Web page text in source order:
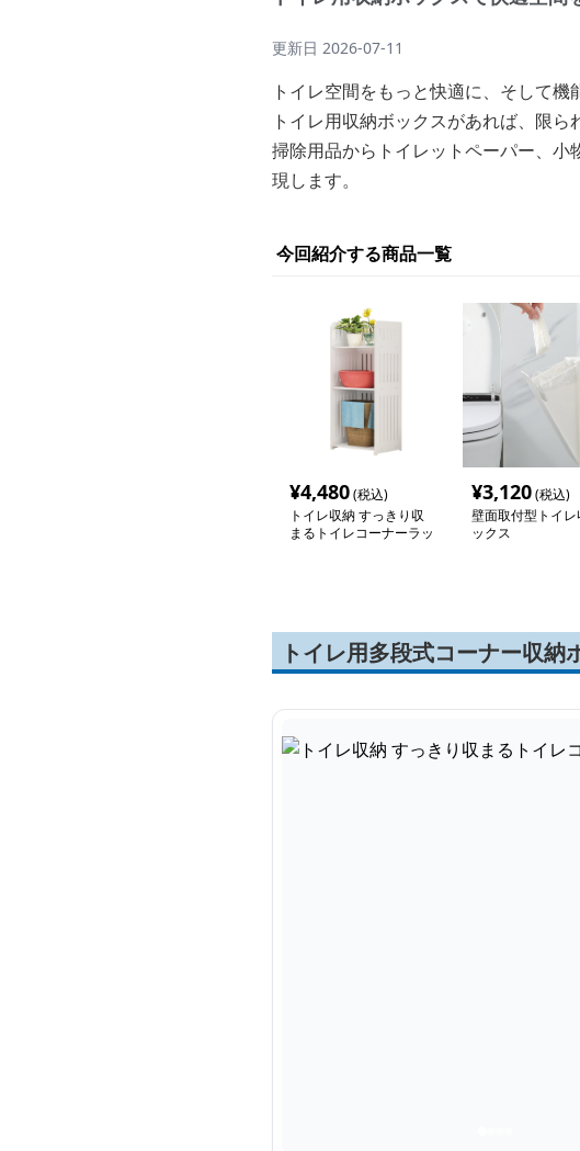
更新日 2026-07-11
トイレ空間をもっと快適に、そして機
トイレ用収納ボックスがあれば、限
掃除用品からトイレットペーパー、
現します。
今回紹介する商品一覧
¥4,480(税込)
トイレ収納 すっきり収
まるトイレコーナーラッ
¥3,120(税込)
壁面取付型トイ
ックス
トイレ用多段式コーナー収納